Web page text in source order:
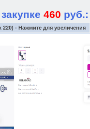
460 руб.:
220) - Нажмите для увеличения